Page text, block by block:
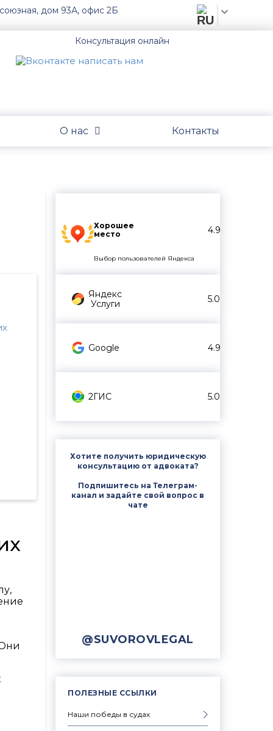
дом 93А, офис 2Б
Консультация онлайн
О нас Контакты
Хорошее
место
4.9
Выбор пользователей Яндекса
Яндекс
Услуги
5.0
Google 4.9
2ГИС 5.0
Хотите получить юридическую
консультацию от адвоката?
Подпишитесь на Телеграм-
канал и задайте свой вопрос в
чате
@SUVOROVLEGAL
ПОЛЕЗНЫЕ ССЫЛКИ
Наши победы в судах